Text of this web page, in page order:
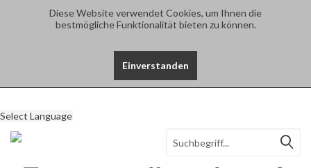
Diese Website verwendet Cookies, um Ihnen die
bestmögliche Funktionalität bieten zu können.
Einverstanden
Select Language